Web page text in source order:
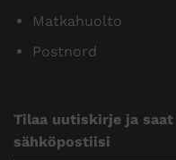
Matkahuolto
Postnord
Tilaa uutiskirje ja
sähköpostiisi